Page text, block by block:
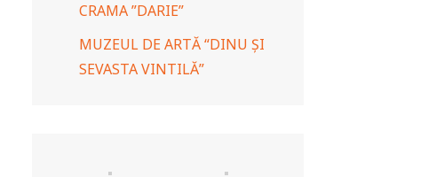
CRAMA ”DARIE”
MUZEUL DE ARTĂ “DINU ȘI
SEVASTA VINTILĂ”